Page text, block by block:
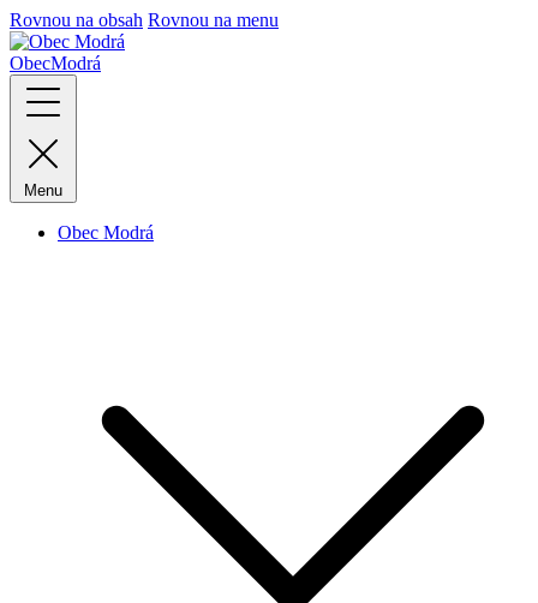
Rovnou na obsah Rovnou na menu
ObecModrá
Menu
Obec Modrá